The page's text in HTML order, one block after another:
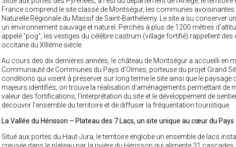
France comprend le site classé de Montségur, les communes avoisinantes
Naturelle Régionale du Massif de Saint-Barthélemy. Le site a su conserver
un environnement sauvage et naturel. Perchés à plus de 1200 mètres
appelé "pog", les vestiges du célèbre castrum (village fortifié) rappellent
occitane du XIIIème siècle.
Au cours des dix dernières années, le château de Montségur a accueilli en
Communauté de Communes du Pays d’Olmes, porteuse du projet Grand
conditions qui visent à préserver sur long terme le site ainsi que le paysage
majeurs identifiés, on trouve la réalisation d'aménagements permettant de
valeur des fortifications, l'interprétation du site et le développement de
découvrir l'ensemble du territoire et de diffuser la fréquentation touristique.
La Vallée du Hérisson – Plateau des 7 Lacs, un site unique au cœur du Pays
Situé aux portes du Haut-Jura, le territoire englobe un ensemble de lacs